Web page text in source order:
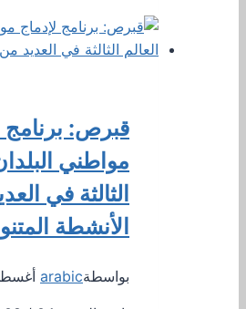
قبرص: برنامج
مواطني
الثالثة في
الأنشطة
بواسطةarabic أغسطس